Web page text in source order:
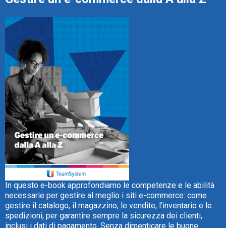
CRM
Ecommerce
Email Marketing
Fatturazione
In questo e-book approfondiamo le competenze e le abilità
necessarie per gestire al meglio i siti e-commerce: come
gestire il catalogo, il magazzino, le vendite, l’inventario e le
spedizioni, per garantire sempre la sicurezza dei clienti,
inclusi i dati di pagamento. Senza dimenticare le buone